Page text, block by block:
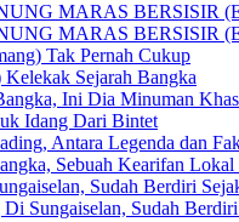
MARAS BERSISIR
MARAS BERSISIR
Tak Pernah Cukup
Sejarah Bangka
Ini Dia Minuman
Idang Dari Bintet
Antara Legenda dan
Sebuah Kearifan
Sudah Berdiri
Di Sungaiselan, Sudah